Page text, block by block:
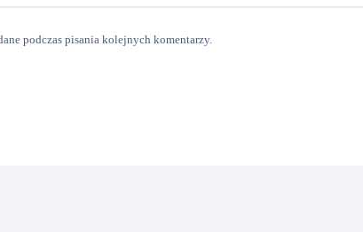
podczas pisania kolejnych komentarzy.